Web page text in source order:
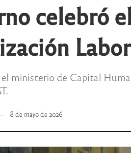
celebró
ministerio de Capital
8 de mayo de 2026